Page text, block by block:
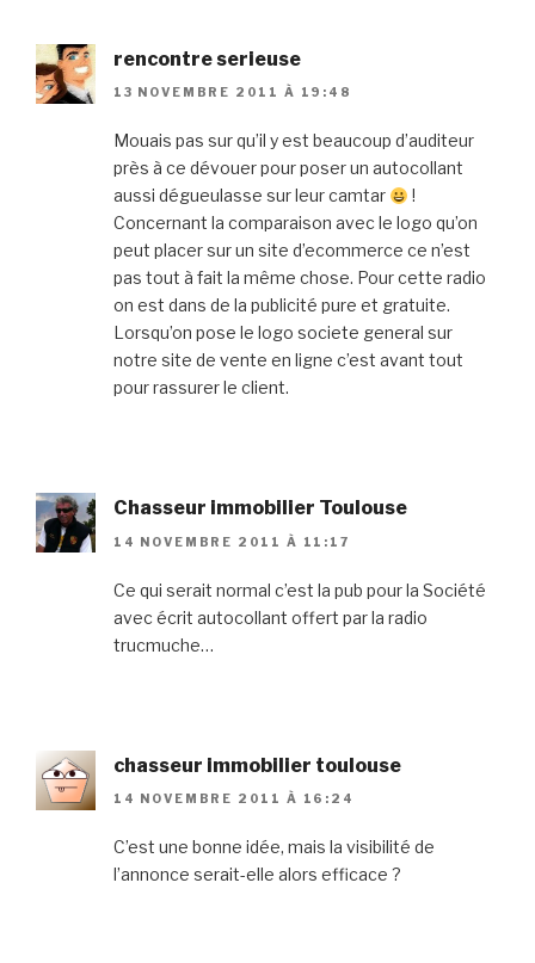
rencontre serieuse
13 NOVEMBRE 2011 À 19:48
Mouais pas sur qu’il y est beaucoup d’auditeur
près à ce dévouer pour poser un autocollant
aussi dégueulasse sur leur camtar
!
Concernant la comparaison avec le logo qu’on
peut placer sur un site d’ecommerce ce n’est
pas tout à fait la même chose. Pour cette radio
on est dans de la publicité pure et gratuite.
Lorsqu’on pose le logo societe general sur
notre site de vente en ligne c’est avant tout
pour rassurer le client.
Chasseur immobilier Toulouse
14 NOVEMBRE 2011 À 11:17
Ce qui serait normal c’est la pub pour la Société
avec écrit autocollant offert par la radio
trucmuche…
chasseur immobilier toulouse
14 NOVEMBRE 2011 À 16:24
C’est une bonne idée, mais la visibilité de
l’annonce serait-elle alors efficace ?